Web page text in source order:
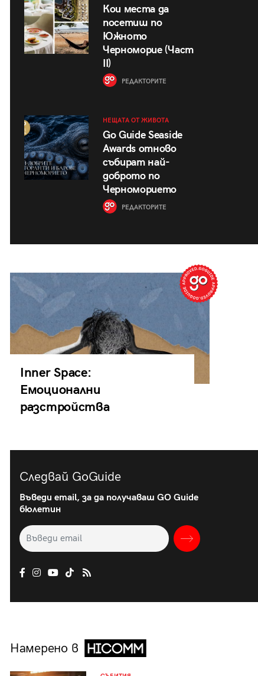
Кои места да
посетиш по
Южното
Черноморие (Част
II)
РЕДАКТОРИТЕ
НЕЩАТА ОТ ЖИВОТА
Go Guide Seaside
Awards отново
събират най-
доброто по
Черноморието
РЕДАКТОРИТЕ
Inner Space:
Емоционални
разстройства
Следвай GoGuide
Въведи email, за да получаваш GO Guide
бюлетин
Намерено в